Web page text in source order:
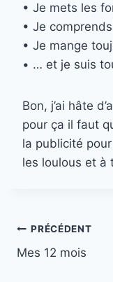
• Je mets les
• Je
• Je mange
• … et je suis
Bon, j’ai hâte
pour ça il faut
la publicité
les loulous et à
Navigation
de
PRÉCÉDENT
Mes 12 mois